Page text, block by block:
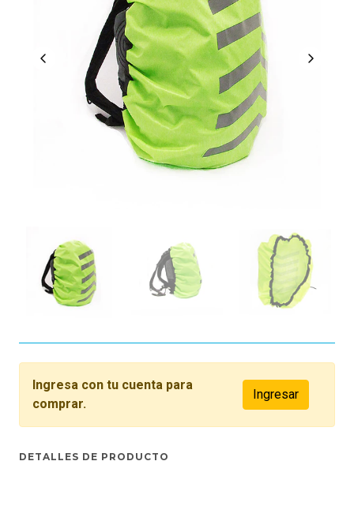
Ingresa con tu cuenta para
comprar.
Ingresar
DETALLES DE PRODUCTO